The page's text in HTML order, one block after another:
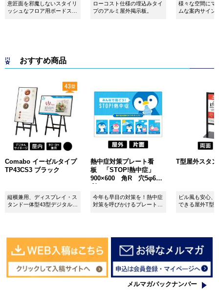
意匠面を邪魔しないスタイリ
ッシュなフロア用ボードスタ
ローコスト仕様の埋込みタイ
プのアルミ屋外掲示板。
様々な空間にマ
ムな案内サイン
おすすめ商品
Comabo イーゼルタイプ
TP43CS3 ブラック
縦横兼用、ディスプレイ・ス
タンド一体型43型デジタルサ
熱中症対策プレート看
板 「STOP!熱中症」
900×600 角R 穴5φ6カ
今年も早目の対策を！熱中症
対策を呼びかけるプレート看
T型屋外スタ
ビル風も安心、
できる屋外T型
メルマガバックナンバー